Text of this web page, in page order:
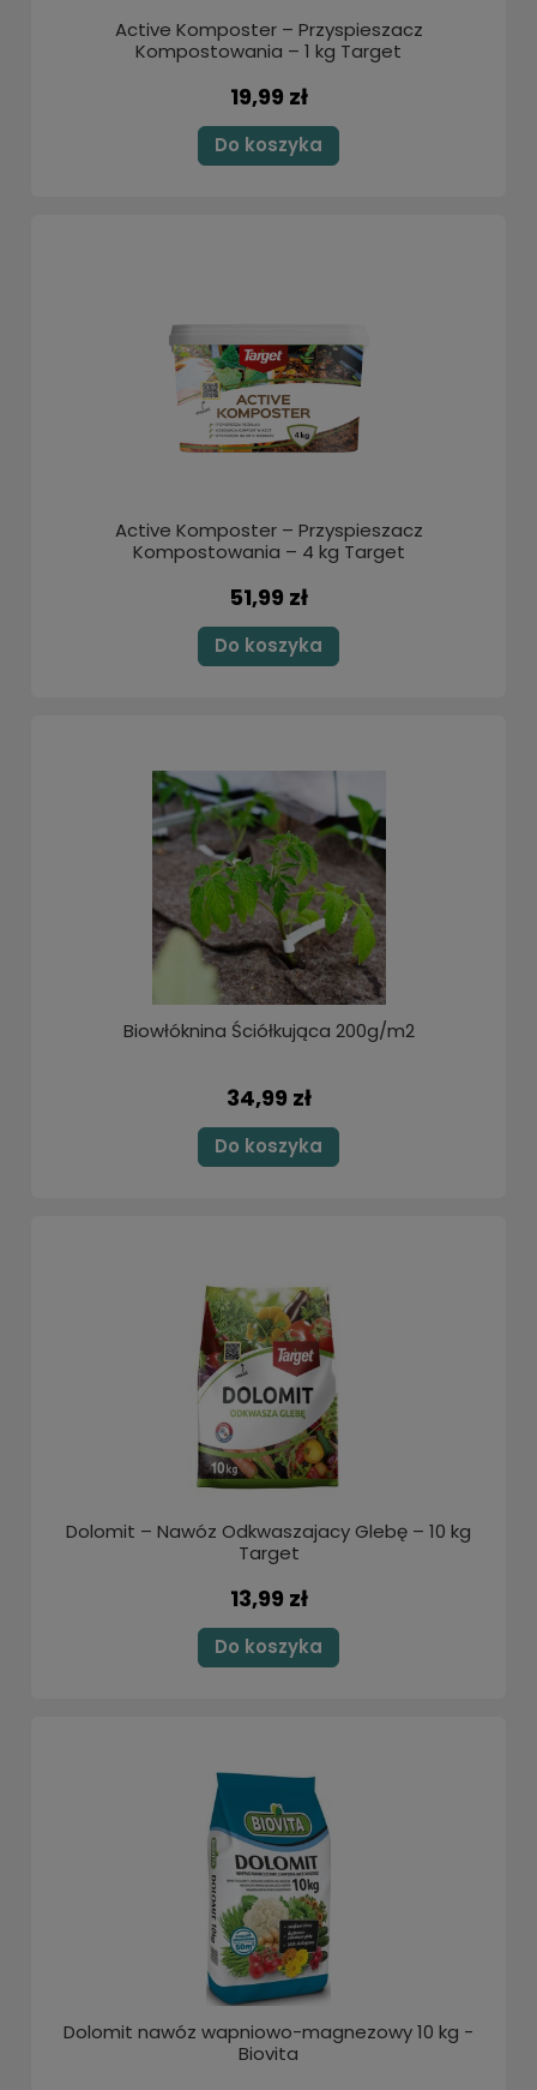
Active Komposter – Przyspieszacz
Kompostowania – 1 kg Target
19,99 zł
Do koszyka
Active Komposter – Przyspieszacz
Kompostowania – 4 kg Target
51,99 zł
Do koszyka
Biowłóknina Ściółkująca 200g/m2
34,99 zł
Do koszyka
Dolomit – Nawóz Odkwaszajacy Glebę – 10 kg
Target
13,99 zł
Do koszyka
Dolomit nawóz wapniowo-magnezowy 10 kg -
Biovita